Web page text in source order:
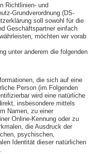
Richtlinien- und
Grundverordnung (DS-
soll sowohl für die
Geschäftspartner einfach
möchten wir vorab
unter anderem die folgenden
die sich auf eine
Person (im Folgenden
wird eine natürliche
insbesondere mittels
Namen, zu einer
Online-Kennung oder zu
die Ausdruck der
psychischen,
Identität dieser natürlichen